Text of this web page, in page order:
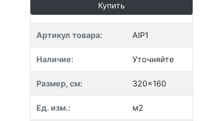
Купить
Артикул товара: AIP1
Наличие: Уточняйте
Размер, см: 320x160
Ед. изм.: м2